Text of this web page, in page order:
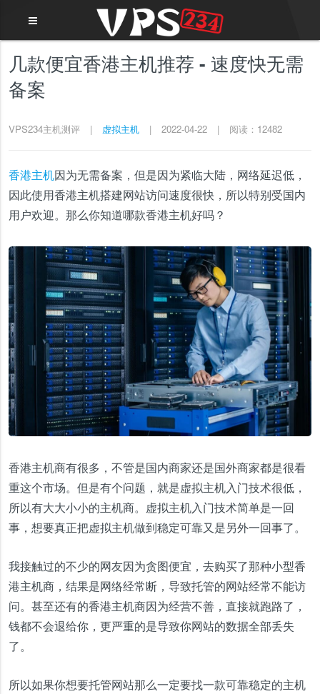
几款便宜香港主机推荐 - 速度快无需
备案
VPS234主机测评 | 虚拟主机 | 2022-04-22 | 阅读：12482
香港主机因为无需备案，但是因为紧临大陆，网络延迟低，
因此使用香港主机搭建网站访问速度很快，所以特别受国内
用户欢迎。那么你知道哪款香港主机好吗？
香港主机商有很多，不管是国内商家还是国外商家都是很看
重这个市场。但是有个问题，就是虚拟主机入门技术很低，
所以有大大小小的主机商。虚拟主机入门技术简单是一回
事，想要真正把虚拟主机做到稳定可靠又是另外一回事了。
我接触过的不少的网友因为贪图便宜，去购买了那种小型香
港主机商，结果是网络经常断，导致托管的网站经常不能访
问。甚至还有的香港主机商因为经营不善，直接就跑路了，
钱都不会退给你，更严重的是导致你网站的数据全部丢失
了。
所以如果你想要托管网站那么一定要找一款可靠稳定的主机